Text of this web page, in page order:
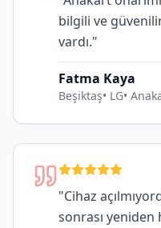
bilgili ve
vardı."
Fatma Kaya
Beşiktaş• LG•
"Cihaz
sonrası yeniden